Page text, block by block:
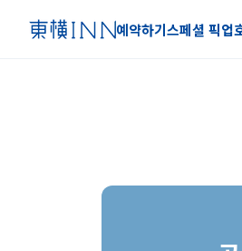
예약하기스페셜 픽업